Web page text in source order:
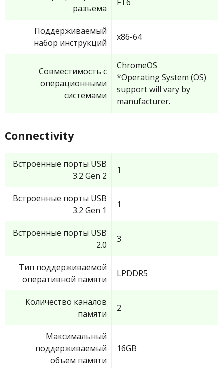
разъема
FT6
Поддерживаемый
набор инструкций
x86-64
Совместимость с
операционными
системами
ChromeOS
*Operating System (OS)
support will vary by
manufacturer.
Connectivity
Встроенные порты USB
3.2 Gen 2
1
Встроенные порты USB
3.2 Gen 1
1
Встроенные порты USB
2.0
3
Тип поддерживаемой
оперативной памяти
LPDDR5
Количество каналов
памяти
2
Максимальный
поддерживаемый
объем памяти
16GB